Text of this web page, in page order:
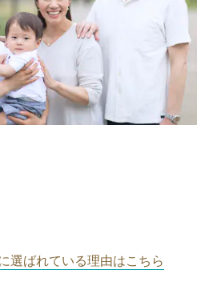
選ばれている理由はこちら